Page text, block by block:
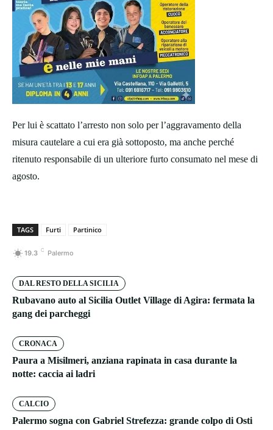
Per lui è scattato l’arresto non solo per l’aggravamento della
misura cautelare a cui era già sottoposto, ma anche perché
ritenuto responsabile di un ulteriore furto consumato nel mese di
agosto.
TAGS Furti Partinico
19.3 C Palermo
DAL RESTO DELLA SICILIA
Rubavano auto al Sicilia Outlet Village di Agira: fermata la
gang dei parcheggi
CRONACA
Paura a Misilmeri, anziana rapinata in casa durante la
notte: caccia ai ladri
CALCIO
Palermo sogna con Gabriel Strefezza: grande colpo di Osti